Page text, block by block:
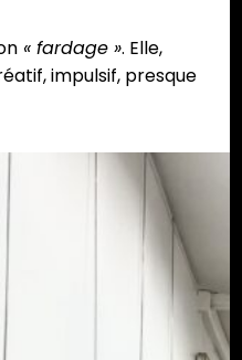
« fardage ». Elle,
impulsif, presque